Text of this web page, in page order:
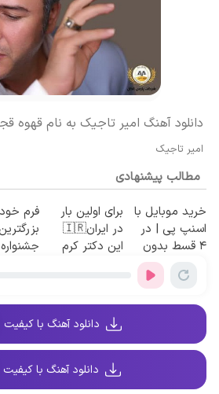
دانلود آهنگ امیر تاجیک به نام قهوه
امیر تاجیک
مطالب پیشنهادی
خرید موبایل با
اسنپ پی | در
۴ قسط بدون
سود و کارمزد!
برای اولین بار
در ایران🇮🇷
این دکتر کرم
فرم
جشنواره
دانلود آهنگ با کیفیت
دانلود آهنگ با کیفیت